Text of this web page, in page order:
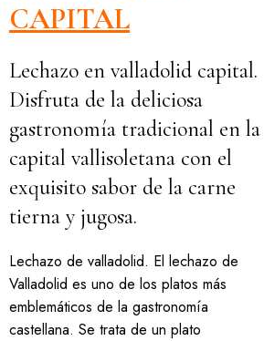
CAPITAL
Lechazo en valladolid capital.
Disfruta de la deliciosa
gastronomía tradicional en la
capital vallisoletana con el
exquisito sabor de la carne
tierna y jugosa.
Lechazo de valladolid. El lechazo de
Valladolid es uno de los platos más
emblemáticos de la gastronomía
castellana. Se trata de un plato